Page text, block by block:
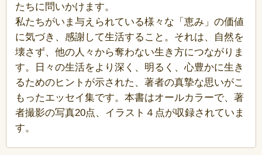
たちに問いかけます。
私たちがいま与えられている様々な「恵み」の価値
に気づき、感謝して生活すること。それは、自然を
壊さず、他の人々から奪わない生き方につながりま
す。日々の生活をより深く、明るく、心豊かに生き
るためのヒントが示された、著者の真摯な思いがこ
もったエッセイ集です。本書はオールカラーで、著
者撮影の写真20点、イラスト４点が収録されていま
す。